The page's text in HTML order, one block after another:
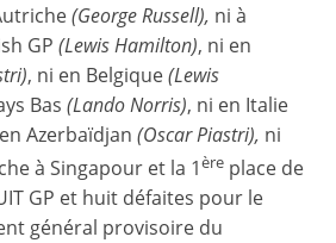
(George Russell), ni à
GP (Lewis Hamilton), ni en
, ni en Belgique(Lewis
Bas (Lando Norris), ni en Italie
Azerbaïdjan (Oscar Piastri), ni
à Singapour et la 1ère place de
GP et huit défaites pour le
général provisoire du